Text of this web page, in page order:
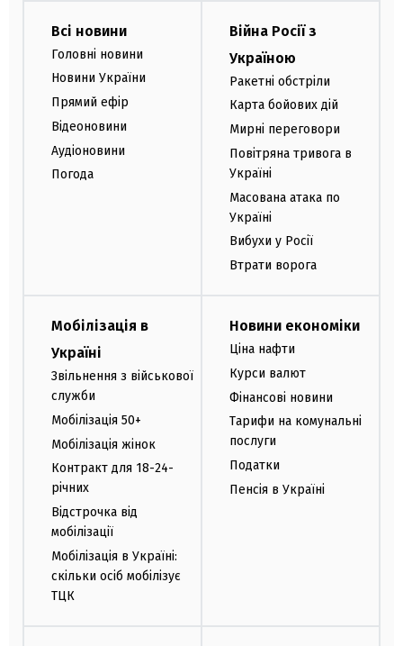
Всі новини
Головні новини
Новини України
Прямий ефір
Відеоновини
Аудіоновини
Погода
Війна Росії з
Україною
Ракетні обстріли
Карта бойових дій
Мирні переговори
Повітряна тривога в
Україні
Масована атака по
Україні
Вибухи у Росії
Втрати ворога
Мобілізація в
Україні
Звільнення з військової
служби
Мобілізація 50+
Мобілізація жінок
Контракт для 18-24-
річних
Відстрочка від
мобілізації
Мобілізація в Україні:
скільки осіб мобілізує
ТЦК
Новини економіки
Ціна нафти
Курси валют
Фінансові новини
Тарифи на комунальні
послуги
Податки
Пенсія в Україні